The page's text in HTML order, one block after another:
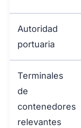
Autoridad
portuaria
Terminales
de
contenedores
relevantes